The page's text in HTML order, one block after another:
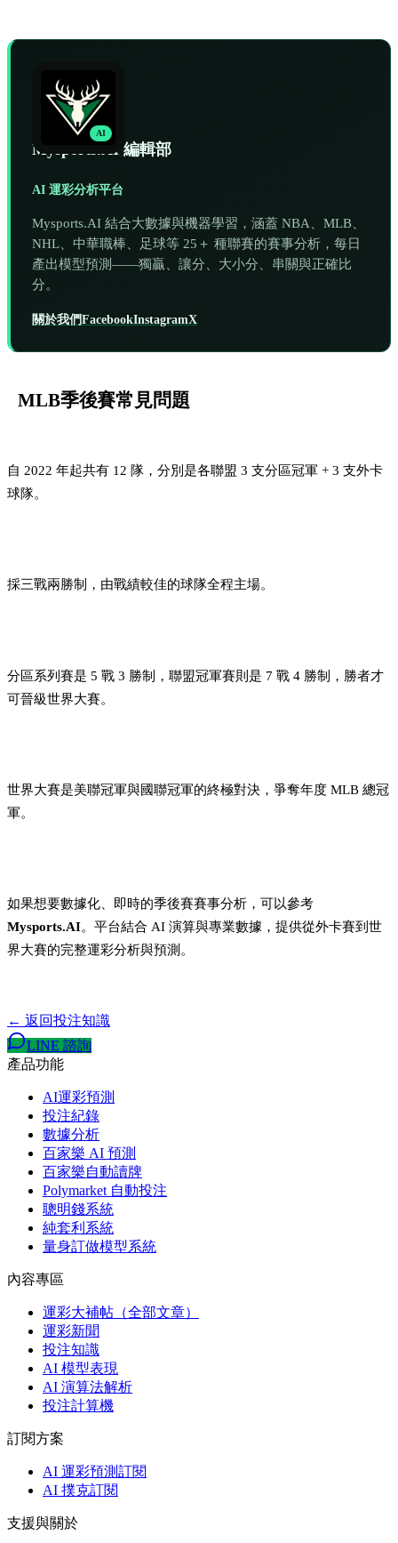
AI
Mysports.AI 編輯部
AI 運彩分析平台
Mysports.AI 結合大數據與機器學習，涵蓋 NBA、MLB、
NHL、中華職棒、足球等 25＋ 種聯賽的賽事分析，每日
產出模型預測——獨贏、讓分、大小分、串關與正確比
分。
關於我們FacebookInstagramX
MLB季後賽常見問題
自 2022 年起共有 12 隊，分別是各聯盟 3 支分區冠軍 + 3 支外卡
球隊。
採三戰兩勝制，由戰績較佳的球隊全程主場。
分區系列賽是 5 戰 3 勝制，聯盟冠軍賽則是 7 戰 4 勝制，勝者才
可晉級世界大賽。
世界大賽是美聯冠軍與國聯冠軍的終極對決，爭奪年度 MLB 總冠
軍。
如果想要數據化、即時的季後賽賽事分析，可以參考
Mysports.AI。平台結合 AI 演算與專業數據，提供從外卡賽到世
界大賽的完整運彩分析與預測。
← 返回投注知識
LINE 諮詢
產品功能
AI運彩預測
投注紀錄
數據分析
百家樂 AI 預測
百家樂自動讀牌
Polymarket 自動投注
聰明錢系統
純套利系統
量身訂做模型系統
內容專區
運彩大補帖（全部文章）
運彩新聞
投注知識
AI 模型表現
AI 演算法解析
投注計算機
訂閱方案
AI 運彩預測訂閱
AI 撲克訂閱
支援與關於